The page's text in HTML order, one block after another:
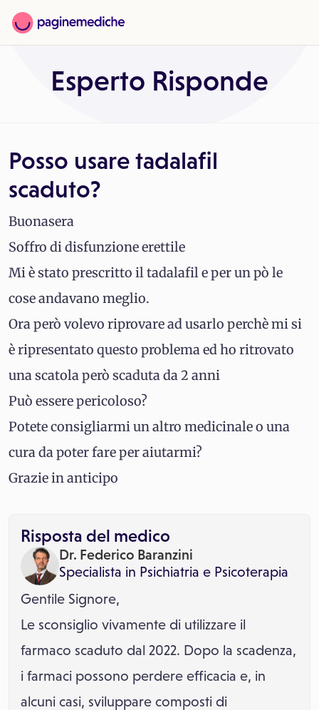
Esperto Risponde
Posso usare tadalafil
scaduto?
Buonasera
Soffro di disfunzione erettile
Mi è stato prescritto il tadalafil e per un pò le
cose andavano meglio.
Ora però volevo riprovare ad usarlo perchè mi si
è ripresentato questo problema ed ho ritrovato
una scatola però scaduta da 2 anni
Può essere pericoloso?
Potete consigliarmi un altro medicinale o una
cura da poter fare per aiutarmi?
Grazie in anticipo
Risposta del medico
Dr. Federico Baranzini
Specialista in Psichiatria e Psicoterapia
Gentile Signore,
Le sconsiglio vivamente di utilizzare il
farmaco scaduto dal 2022. Dopo la scadenza,
i farmaci possono perdere efficacia e, in
alcuni casi, sviluppare composti di